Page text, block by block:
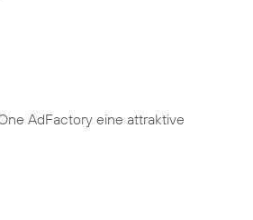
AdFactory eine attraktive